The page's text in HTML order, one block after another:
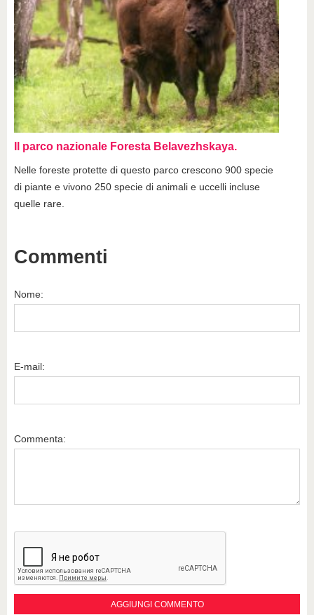
Il parco nazionale Foresta Belavezhskaya.
Nelle foreste protette di questo parco crescono 900 specie
di piante e vivono 250 specie di animali e uccelli incluse
quelle rare.
Commenti
Nome:
E-mail:
Commenta: